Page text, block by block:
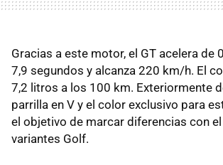
Gracias a este motor, el GT acelera de
7,9 segundos y alcanza 220 km/h. El
7,2 litros a los 100 km. Exteriormente
parrilla en V y el color exclusivo para
el objetivo de marcar diferencias con
variantes Golf.